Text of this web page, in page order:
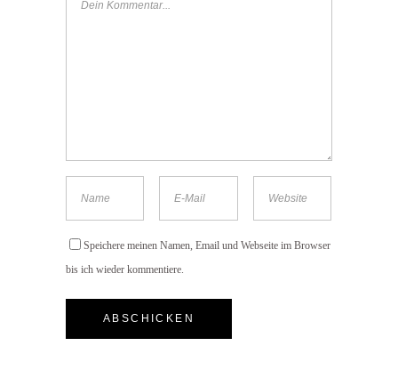
Speichere meinen Namen, Email und Webseite im Browser
bis ich wieder kommentiere.